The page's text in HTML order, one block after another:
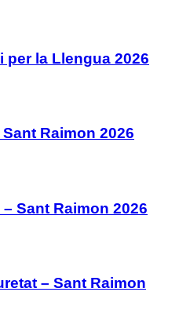
per la Llengua 2026
Raimon 2026
Sant Raimon 2026
– Sant Raimon